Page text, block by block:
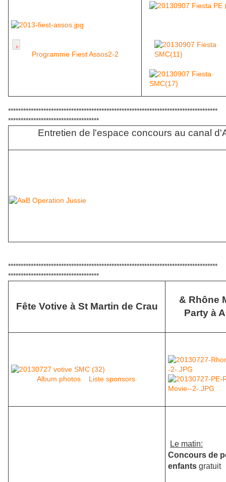
Programme Fiest Assos2-2
***********************************************************************************
************************************
Entretien de l'espace concours au canal
***********************************************************************************
************************************
Fête Votive à St Martin de Crau
& Rhône
Party à
Album photos Liste sponsors
Le matin:
Concours de
enfants gratuit